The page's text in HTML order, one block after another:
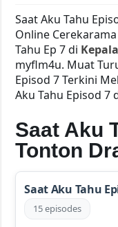
Saat Aku Tahu
Online
Tahu Ep 7 di
myflm4u. Muat
Episod 7 Terkini
Aku Tahu Episod 7
Saat Aku
Tonton
Saat Aku Tahu
15 episodes